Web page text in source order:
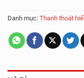
Danh mục: Thanh thoát